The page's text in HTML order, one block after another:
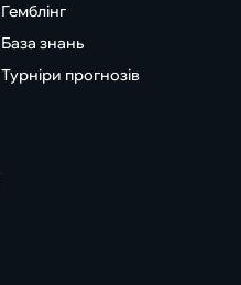
Гемблінг
База знань
Турніри прогнозів